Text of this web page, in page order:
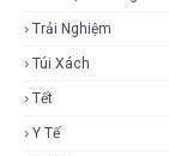
Trải Nghiệm
Túi Xách
Tết
Y Tế